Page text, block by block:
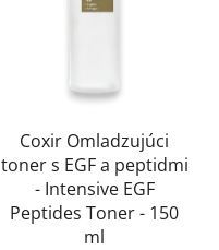
Coxir Omladzujúci
toner s EGF a peptidmi
- Intensive EGF
Peptides Toner - 150
ml